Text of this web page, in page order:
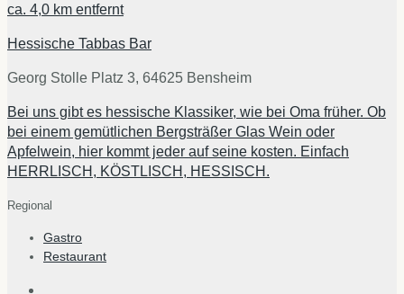
ca. 4,0 km entfernt
Hessische Tabbas Bar
Georg Stolle Platz 3, 64625 Bensheim
Bei uns gibt es hessische Klassiker, wie bei Oma früher. Ob
bei einem gemütlichen Bergsträßer Glas Wein oder
Apfelwein, hier kommt jeder auf seine kosten. Einfach
HERRLISCH, KÖSTLISCH, HESSISCH.
Regional
Gastro
Restaurant